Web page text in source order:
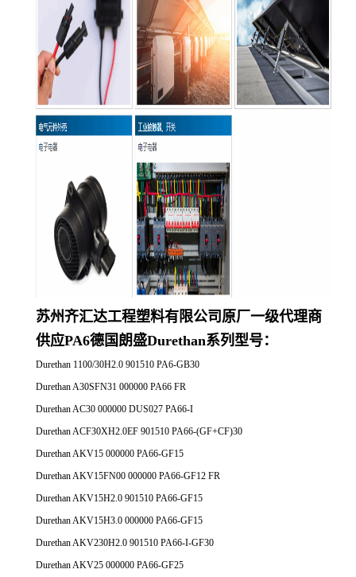
苏州齐汇达工程塑料有限公司原厂一级代理商
供应PA6德国朗盛Durethan系列型号：
Durethan 1100/30H2.0 901510 PA6-GB30
Durethan A30SFN31 000000 PA66 FR
Durethan AC30 000000 DUS027 PA66-I
Durethan ACF30XH2.0EF 901510 PA66-(GF+CF)30
Durethan AKV15 000000 PA66-GF15
Durethan AKV15FN00 000000 PA66-GF12 FR
Durethan AKV15H2.0 901510 PA66-GF15
Durethan AKV15H3.0 000000 PA66-GF15
Durethan AKV230H2.0 901510 PA66-I-GF30
Durethan AKV25 000000 PA66-GF25